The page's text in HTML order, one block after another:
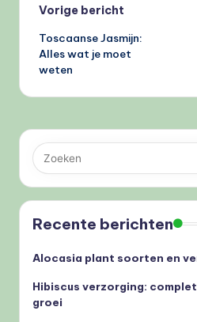
Bericht
navigatie
Vorige bericht
Toscaanse Jasmijn:
Alles wat je moet
weten
Recente berichten
Alocasia plant soorten en
Hibiscus verzorging:
groei